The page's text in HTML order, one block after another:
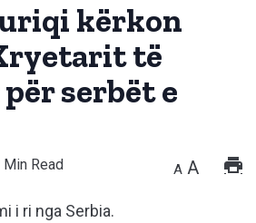
kërkon
të
serbët e
Min Read A A
i ri nga Serbia.